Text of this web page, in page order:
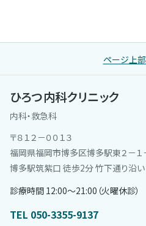
ページ上
ひろつ内科クリニック
内科・救急科
〒８１２－００１３
福岡県福岡市博多区博多駅東２－１
博多駅筑紫口 徒歩2分 竹下通り沿い
診療時間 12:00〜21:00（火曜休診）
TEL 050-3355-9137